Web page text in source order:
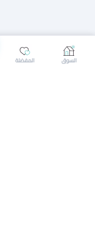
إرسال رسالة
المفضلة السوق